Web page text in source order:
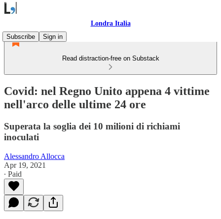
Londra Italia
Subscribe
Sign in
Read distraction-free on Substack
Covid: nel Regno Unito appena 4 vittime
nell'arco delle ultime 24 ore
Superata la soglia dei 10 milioni di richiami
inoculati
Alessandro Allocca
Apr 19, 2021
∙ Paid